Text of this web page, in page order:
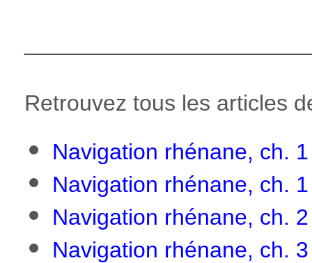
Retrouvez tous les articles
Navigation rhénane, ch.
Navigation rhénane, ch.
Navigation rhénane, ch.
Navigation rhénane, ch.